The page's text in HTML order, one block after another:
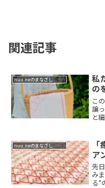
関連記事
nuu.neのまなざし 祈りの哲学
私
の
こ
譲
と
nuu.neのまなざし 祈りの哲学
ア
先
み
る”